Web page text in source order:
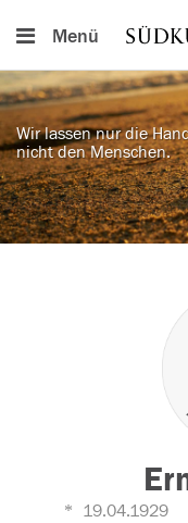
Menü
Wir lassen nur die
nicht den Menschen.
19.04.1929